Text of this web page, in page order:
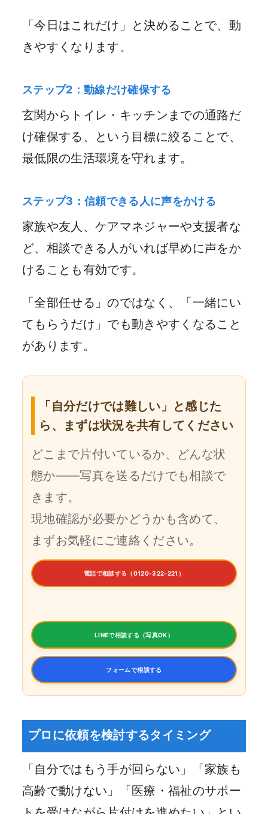
「今日はこれだけ」と決めることで、動
きやすくなります。
ステップ2：動線だけ確保する
玄関からトイレ・キッチンまでの通路だ
け確保する、という目標に絞ることで、
最低限の生活環境を守れます。
ステップ3：信頼できる人に声をかける
家族や友人、ケアマネジャーや支援者な
ど、相談できる人がいれば早めに声をか
けることも有効です。
「全部任せる」のではなく、「一緒にい
てもらうだけ」でも動きやすくなること
があります。
「自分だけでは難しい」と感じた
ら、まずは状況を共有してください
どこまで片付いているか、どんな状
態か——写真を送るだけでも相談で
きます。
現地確認が必要かどうかも含めて、
まずお気軽にご連絡ください。
電話で相談する（0120-322-221）
LINEで相談する（写真OK）
フォームで相談する
プロに依頼を検討するタイミング
「自分ではもう手が回らない」「家族も
高齢で動けない」「医療・福祉のサポー